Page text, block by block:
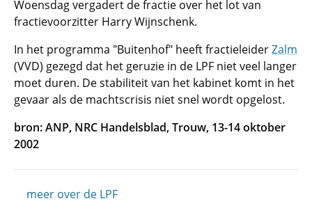
Woensdag vergadert de fractie over het lot van
fractievoorzitter Harry Wijnschenk.
In het programma "Buitenhof" heeft fractieleiderZalm
(VVD) gezegd dat het geruzie in de LPF niet veel langer
moet duren. De stabiliteit van het kabinet komt in het
gevaar als de machtscrisis niet snel wordt opgelost.
bron: ANP, NRC Handelsblad, Trouw, 13-14 oktober
2002
meer over de LPF